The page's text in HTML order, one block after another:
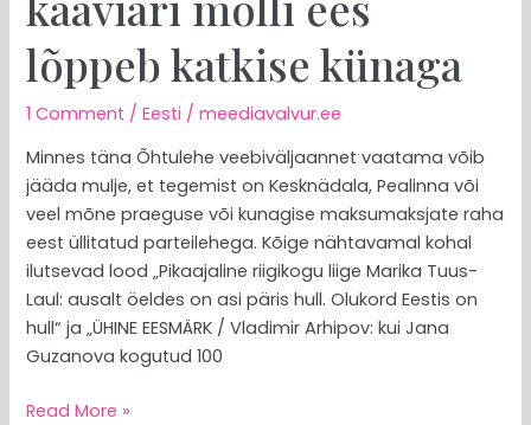
lõppeb katkise künaga
1 Comment /Eesti /meediavalvur.ee
Minnes täna Õhtulehe veebiväljaannet vaatama võib
jääda mulje, et tegemist on Kesknädala, Pealinna või
veel mõne praeguse või kunagise maksumaksjate raha
eest üllitatud parteilehega. Kõige nähtavamal kohal
ilutsevad lood „Pikaajaline riigikogu liige Marika Tuus-
Laul: ausalt öeldes on asi päris hull. Olukord Eestis on
hull“ ja „ÜHINE EESMÄRK / Vladimir Arhipov: kui Jana
Guzanova kogutud 100
Read More »